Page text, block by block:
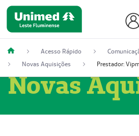
Acesso Rápido
Novas Aquisições
Novas